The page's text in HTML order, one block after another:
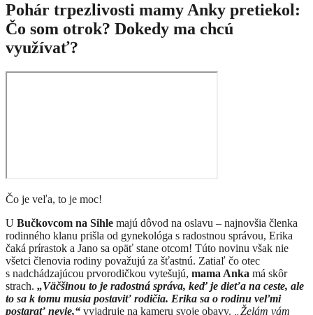
Pohár trpezlivosti mamy Anky pretiekol:
Čo som otrok? Dokedy ma chcú
využívať?
Čo je veľa, to je moc!
U Bučkovcom na Sihle majú dôvod na oslavu – najnovšia členka
rodinného klanu prišla od gynekológa s radostnou správou, Erika
čaká prírastok a Jano sa opäť stane otcom! Túto novinu však nie
všetci členovia rodiny považujú za šťastnú. Zatiaľ čo otec
s nadchádzajúcou prvorodičkou vytešujú, mama Anka má skôr
strach. „Väčšinou to je radostná správa, keď je dieťa na ceste, ale
to sa k tomu musia postaviť rodičia. Erika sa o rodinu veľmi
postarať nevie,“ vyjadruje na kameru svoje obavy.
„Želám vám